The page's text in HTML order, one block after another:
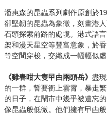
潘惠森的昆蟲系列劇作原創於
卻堅韌的昆蟲為象徵，刻畫港
石頭探索前路的處境。港式語
架和漫天星空等豐富意象，於
等空間穿梭，交織成一幅幅似虛
《雞春咁大隻曱甴兩頭岳》 盡
的一群，誓要衝上雲霄，暴走
的日子，在鬧市中幾乎被遺忘
像昆蟲般低微。他們擁有曱甴